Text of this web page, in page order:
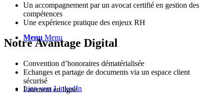
Menu Menu
Lien vers LinkedIn
Un accompagnement par un avocat certifié en gestion des
compétences
Une expérience pratique des enjeux RH
Notre Avantage Digital
Convention d’honoraires dématérialisée
Echanges et partage de documents via un espace client
sécurisé
Paiement en ligne